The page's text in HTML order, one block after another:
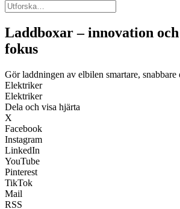
Laddboxar – innovation
fokus
Gör laddningen av elbilen smartare,
Elektriker
Elektriker
Dela och visa hjärta
X
Facebook
Instagram
LinkedIn
YouTube
Pinterest
TikTok
Mail
RSS